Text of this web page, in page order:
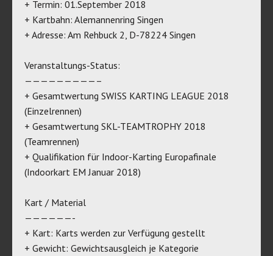
+ Termin: 01.September 2018
+ Kartbahn: Alemannenring Singen
+ Adresse: Am Rehbuck 2, D-78224 Singen
Veranstaltungs-Status:
—————————–
+ Gesamtwertung SWISS KARTING LEAGUE 2018
(Einzelrennen)
+ Gesamtwertung SKL-TEAMTROPHY 2018
(Teamrennen)
+ Qualifikation für Indoor-Karting Europafinale
(Indoorkart EM Januar 2018)
Kart / Material
——————-
+ Kart: Karts werden zur Verfügung gestellt
+ Gewicht: Gewichtsausgleich je Kategorie